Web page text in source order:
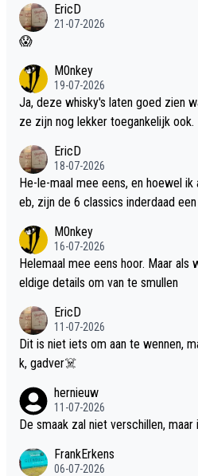
EricD
21-07-2026
😱
M0nkey
19-07-2026
Ja, deze whisky's laten goed zien
ze zijn nog lekker toegankelijk ook.
EricD
18-07-2026
He-le-maal mee eens, en hoewel
eb, zijn de 6 classics inderdaad
M0nkey
16-07-2026
Helemaal mee eens hoor. Maar
eldige details om van te smullen
EricD
11-07-2026
Dit is niet iets om aan te wennen,
k, gadver☠️
hernieuw
11-07-2026
De smaak zal niet verschillen,
FrankErkens
06-07-2026